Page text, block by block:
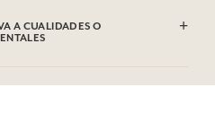
Parfum (Fragrance), Betaine,
Benzoate, Pongamia Pinnata
A CUALIDADES O
o características medioambientales